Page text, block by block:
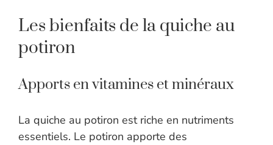
Les bienfaits de la quiche au
potiron
Apports en vitamines et minéraux
La quiche au potiron est riche en nutriments
essentiels. Le potiron apporte des